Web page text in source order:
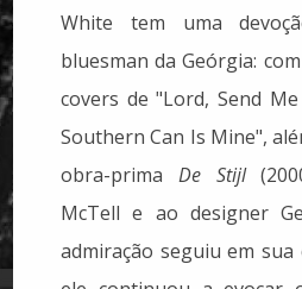
White tem uma
bluesman da Geórgia:
covers de "Lord, Send
Southern Can Is Mine",
obra-prima De Stijl
McTell e ao designer
admiração seguiu em